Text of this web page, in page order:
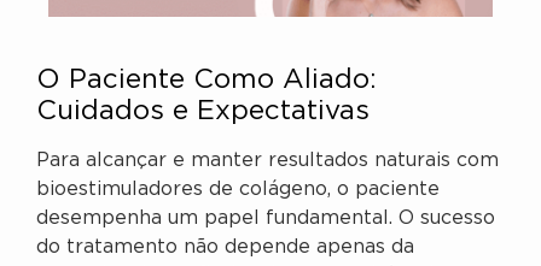
O Paciente Como Aliado:
Cuidados e Expectativas
Para alcançar e manter resultados naturais com
bioestimuladores de colágeno, o paciente
desempenha um papel fundamental. O sucesso
do tratamento não depende apenas da